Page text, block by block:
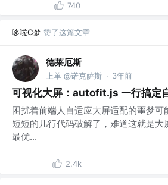
740
哆啦C梦 赞了这篇文章
德莱厄斯
上单 @诺克萨斯 · 3年前
可视化大屏：autofit.js 一行搞定
困扰着前端人自适应大屏适配的噩梦可
短短的几行代码破解了，难道这就是大
最优...
2.4k